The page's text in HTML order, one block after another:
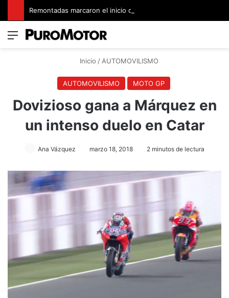
Menú
Inicio / AUTOMOVILISMO
AUTOMOVILISMO MOTO GP
Dovizioso gana a Márquez en
un intenso duelo en Catar
Ana Vázquez marzo 18, 2018 2 minutos de lectura